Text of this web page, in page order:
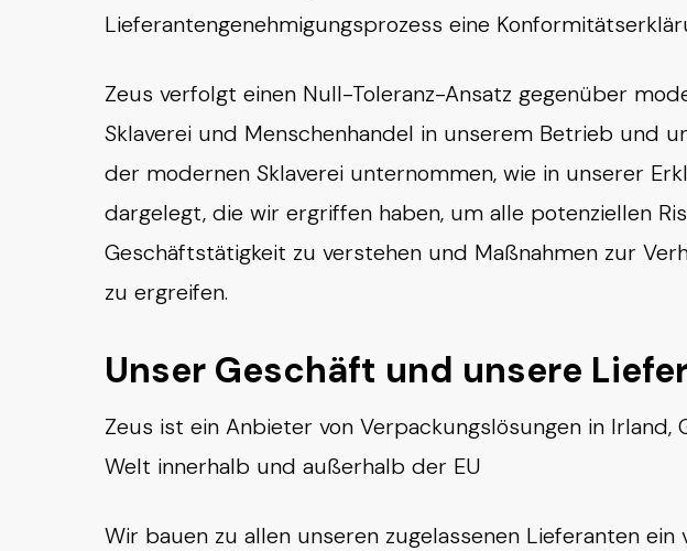
Lieferantengenehmigungsprozess eine
Zeus verfolgt einen Null-Toleranz-Ansatz gegenüber
Sklaverei und Menschenhandel in unserem Betrieb und
der modernen Sklaverei unternommen, wie in unserer
dargelegt, die wir ergriffen haben, um alle potenziellen
Geschäftstätigkeit zu verstehen und Maßnahmen zur
zu ergreifen.
Unser Geschäft und unsere
Zeus ist ein Anbieter von Verpackungslösungen in
Welt innerhalb und außerhalb der EU
Wir bauen zu allen unseren zugelassenen Lieferanten